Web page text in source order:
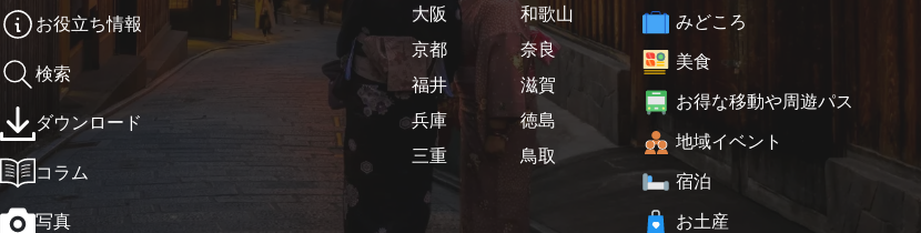
お役立ち情報
検索
ダウンロード
コラム
写真
大阪
京都
福井
兵庫
三重
和歌山
奈良
滋賀
徳島
鳥取
みどころ
美食
お得な移動や周遊パス
地域イベント
宿泊
お土産